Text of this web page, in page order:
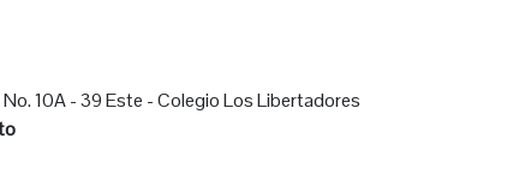
10A - 39 Este - Colegio Los Libertadores